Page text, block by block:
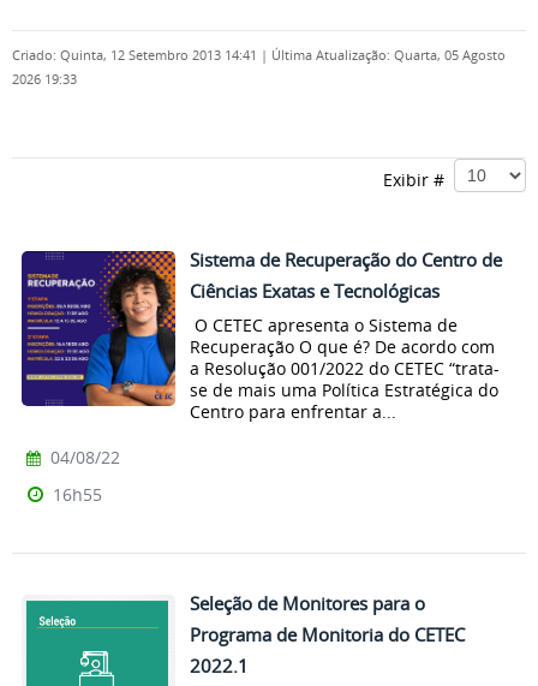
Criado: Quinta, 12 Setembro 2013 14:41 | Última Atualização: Quarta, 05 Agosto
2026 19:33
Exibir #
Sistema de Recuperação do Centro de
Ciências Exatas e Tecnológicas
O CETEC apresenta o Sistema de
Recuperação O que é? De acordo com
a Resolução 001/2022 do CETEC “trata-
se de mais uma Política Estratégica do
Centro para enfrentar a...
04/08/22
16h55
Seleção de Monitores para o
Programa de Monitoria do CETEC
2022.1